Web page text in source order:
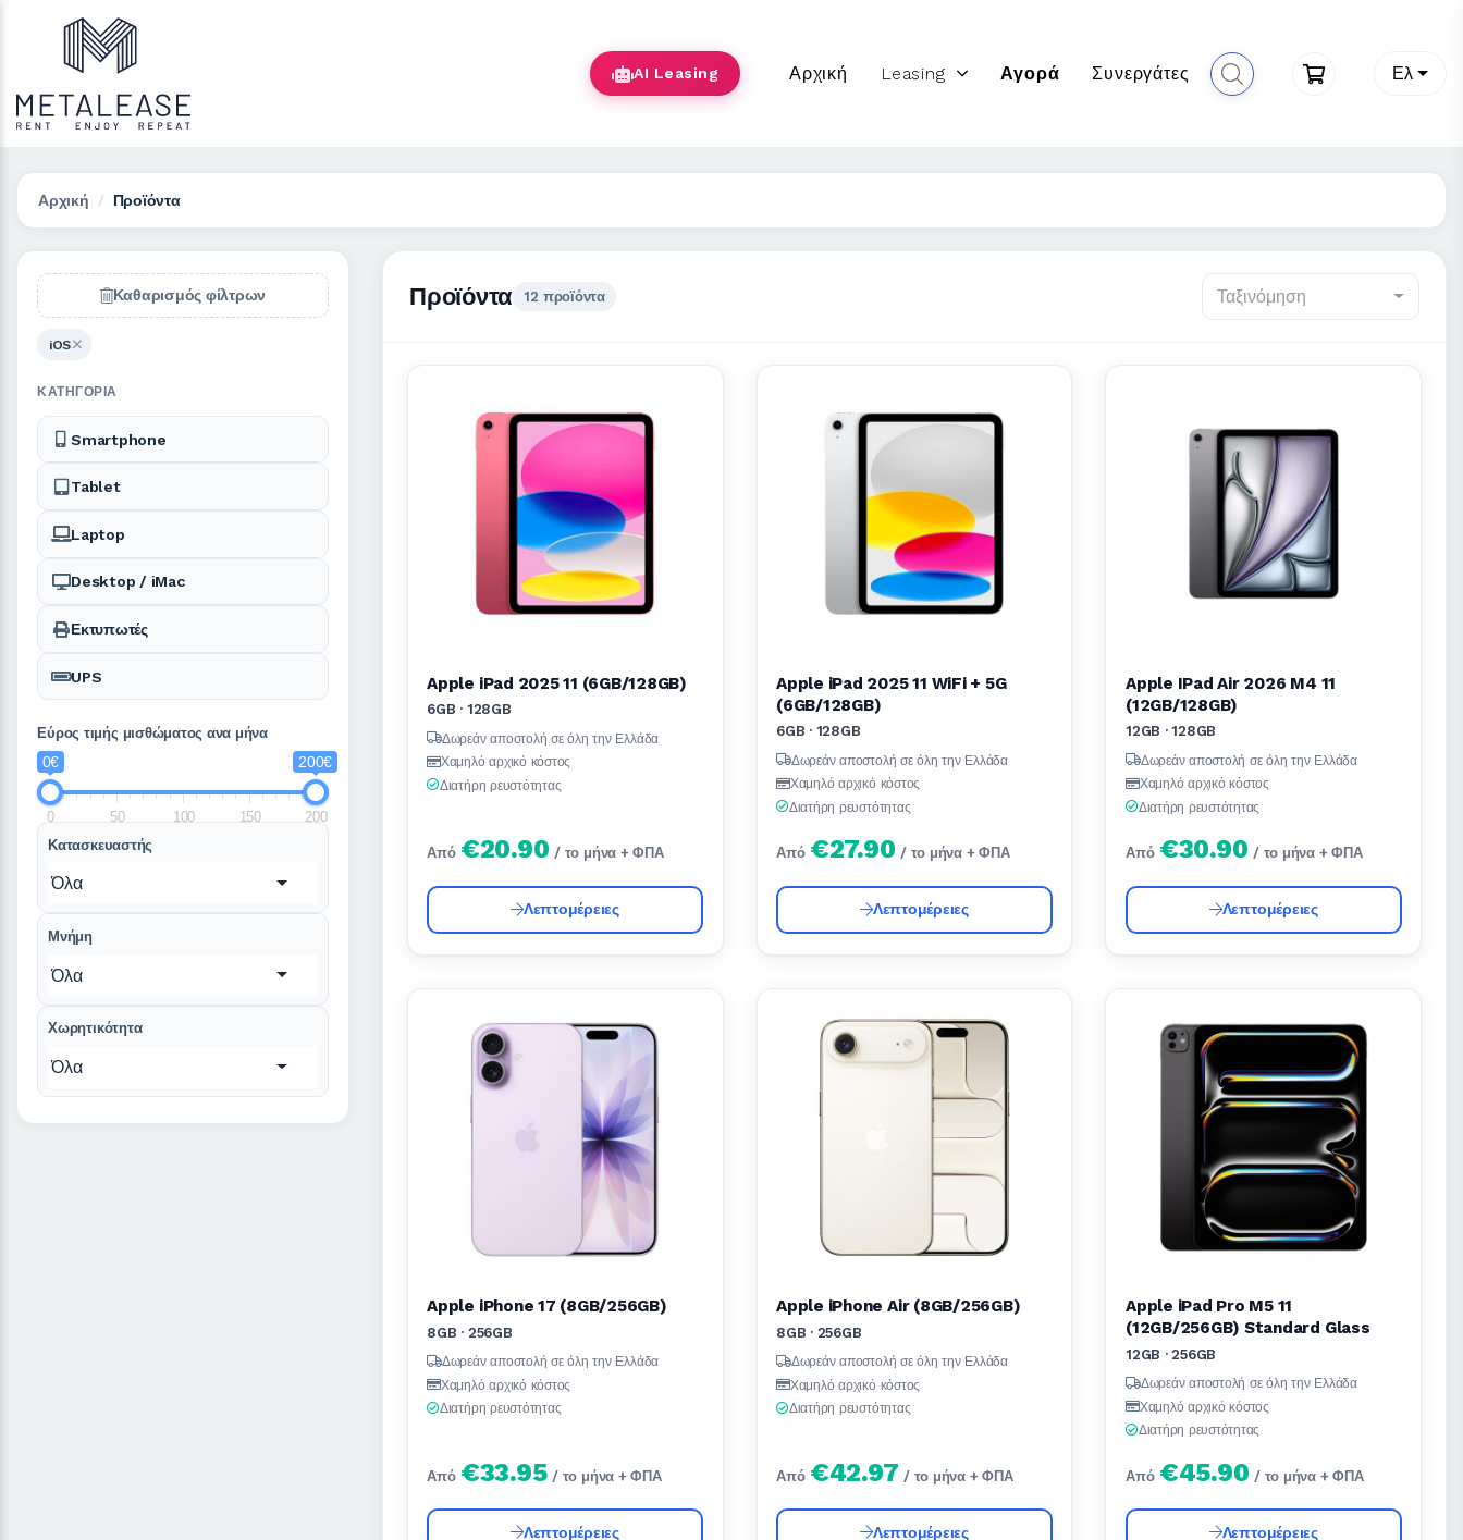
AI Leasing Αρχική Leasing Αγορά Συνεργάτες Ελ
Αρχική Προϊόντα
Καθαρισμός φίλτρων
iOS
ΚΑΤΗΓΟΡΊΑ
Smartphone
Tablet
Laptop
Desktop / iMac
Εκτυπωτές
UPS
Εύρος τιμής μισθώματος ανα μήνα
0€ 200€
0 50 100 150
200
Κατασκευαστής
Όλα
Μνήμη
Όλα
Χωρητικότητα
Όλα
Προϊόντα 12 προϊόντα Ταξινόμηση
Apple iPad 2025 11 (6GB/128GB)
6GB · 128GB
Δωρεάν αποστολή σε όλη την Ελλάδα
Χαμηλό αρχικό κόστος
Διατήρη ρευστότητας
Από €20.90 / το μήνα + ΦΠΑ
Λεπτομέρειες
Apple iPad 2025 11 WiFi + 5G
(6GB/128GB)
6GB · 128GB
Δωρεάν αποστολή σε όλη την Ελλάδα
Χαμηλό αρχικό κόστος
Διατήρη ρευστότητας
Από €27.90 / το μήνα + ΦΠΑ
Λεπτομέρειες
Apple IPad Air 2026 M4 11
(12GB/128GB)
12GB · 128GB
Δωρεάν αποστολή σε όλη την Ελλάδα
Χαμηλό αρχικό κόστος
Διατήρη ρευστότητας
Από €30.90 / το μήνα + ΦΠΑ
Λεπτομέρειες
Apple iPhone 17 (8GB/256GB)
8GB · 256GB
Δωρεάν αποστολή σε όλη την Ελλάδα
Χαμηλό αρχικό κόστος
Διατήρη ρευστότητας
Από €33.95 / το μήνα + ΦΠΑ
Λεπτομέρειες
Apple iPhone Air (8GB/256GB)
8GB · 256GB
Δωρεάν αποστολή σε όλη την Ελλάδα
Χαμηλό αρχικό κόστος
Διατήρη ρευστότητας
Από €42.97 / το μήνα + ΦΠΑ
Λεπτομέρειες
Apple iPad Pro M5 11
(12GB/256GB) Standard Glass
12GB · 256GB
Δωρεάν αποστολή σε όλη την Ελλάδα
Χαμηλό αρχικό κόστος
Διατήρη ρευστότητας
Από €45.90 / το μήνα + ΦΠΑ
Λεπτομέρειες